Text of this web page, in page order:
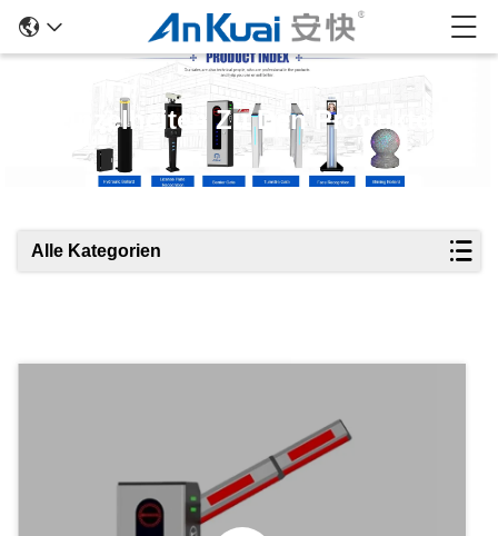
Einzelheiten Zu Den Produkten
Alle Kategorien